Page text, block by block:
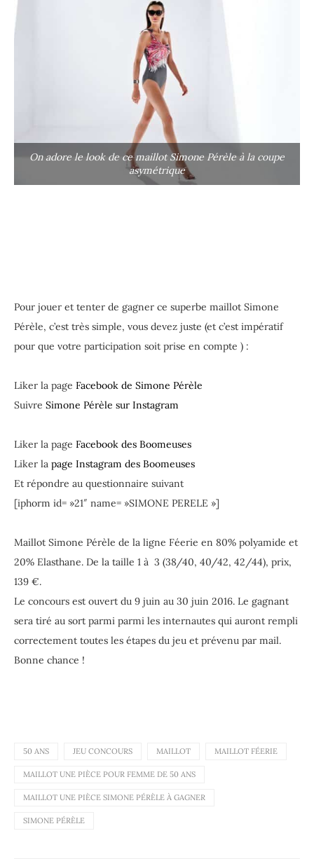
On adore le look de ce maillot Simone Pérèle à la coupe
asymétrique
Pour jouer et tenter de gagner ce superbe maillot Simone
Pérèle, c’est très simple, vous devez juste (et c’est impératif
pour que votre participation soit prise en compte ) :
Liker la page Facebook de Simone Pérèle
Suivre Simone Pérèle sur Instagram
Liker la page Facebook des Boomeuses
Liker la page Instagram des Boomeuses
Et répondre au questionnaire suivant
[iphorm id= »21″ name= »SIMONE PERELE »]
Maillot Simone Pérèle de la ligne Féerie en 80% polyamide et
20% Elasthane. De la taille 1 à 3 (38/40, 40/42, 42/44), prix,
139 €.
Le concours est ouvert du 9 juin au 30 juin 2016. Le gagnant
sera tiré au sort parmi parmi les internautes qui auront rempli
correctement toutes les étapes du jeu et prévenu par mail.
Bonne chance !
50 ANS JEU CONCOURS MAILLOT MAILLOT FÉERIE
MAILLOT UNE PIÈCE POUR FEMME DE 50 ANS
MAILLOT UNE PIÈCE SIMONE PÉRÈLE À GAGNER
SIMONE PÉRÈLE